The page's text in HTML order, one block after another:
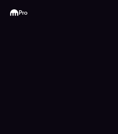
Kraken
Pro